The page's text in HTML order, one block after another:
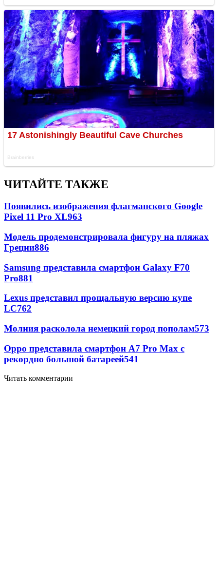
ЧИТАЙТЕ ТАКЖЕ
Появились изображения флагманского Google
Pixel 11 Pro XL963
Модель продемонстрировала фигуру на пляжах
Греции886
Samsung представила смартфон Galaxy F70
Pro881
Lexus представил прощальную версию купе
LC762
Молния расколола немецкий город пополам573
Oppo представила смартфон A7 Pro Max с
рекордно большой батареей541
Читать комментарии